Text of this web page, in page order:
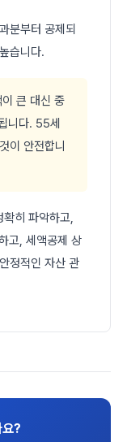
분부터 공제되
습니다.
큰 대신 중
니다. 55세
이 안전합니
히 파악하고,
고, 세액공제 상
정적인 자산 관
?